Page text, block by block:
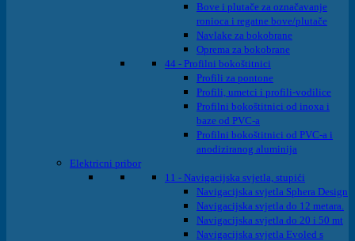
Bove i plutače za označavanje
ronioca i regatne bove/plutače
Navlake za bokobrane
Oprema za bokobrane
44 - Profilni bokoštitnici
Profili za pontone
Profili, umetci i profili-vodilice
Profilni bokoštitnici od inoxa i
baze od PVC-a
Profilni bokoštitnici od PVC-a i
anodiziranog aluminija
Elektricni pribor
11 - Navigacijska svjetla, stupići
Navigacijska svjetla Sphera Design
Navigacijska svjetla do 12 metara.
Navigacijska svjetla do 20 i 50 mt
Navigacijska svjetla Evoled s